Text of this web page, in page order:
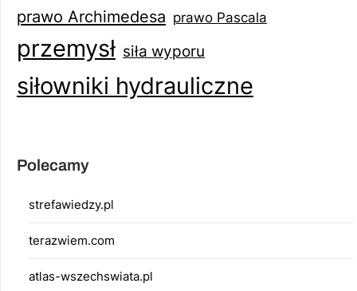
prawo Archimedesa prawo Pascala
przemysł siła wyporu
siłowniki hydrauliczne
Polecamy
strefawiedzy.pl
terazwiem.com
atlas-wszechswiata.pl